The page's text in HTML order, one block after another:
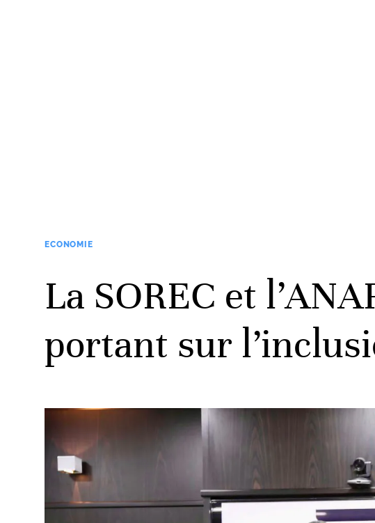
ECONOMIE
La SOREC et
portant sur